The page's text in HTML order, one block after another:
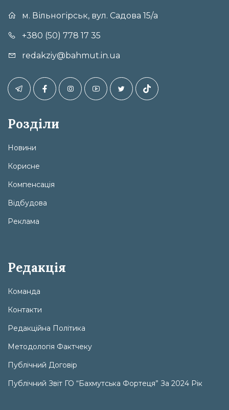
м. Вільногірськ, вул. Садова 15/а
+380 (50) 778 17 35
redakziy@bahmut.in.ua
Розділи
Новини
Корисне
Компенсація
Відбудова
Реклама
Редакція
Команда
Контакти
Редакційна Політика
Методологія Фактчеку
Публічний Договір
Публічний Звіт ГО “Бахмутська Фортеця” За 2024 Рік